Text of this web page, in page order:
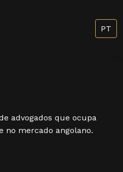
PT
advogados que ocupa
no mercado angolano.